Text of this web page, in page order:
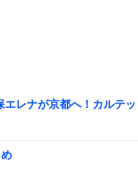
レナが京都へ！カルテ